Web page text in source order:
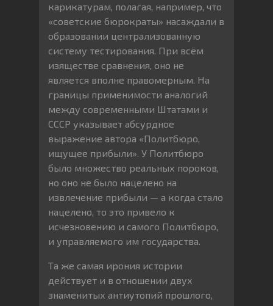
карикатурам, полагая, например, что
«советские бюрократы» насаждали в
образовании централизованную
систему тестирования. При всём
изяществе сравнения, оно не
является вполне правомерным. На
границы применимости аналогий
между современными Штатами и
СССР указывает абсурдное
выражение автора «Политбюро,
ищущее прибыли». У Политбюро
было множество реальных пороков,
но оно не было нацелено на
извлечение прибыли — а когда стало
нацелено, то это привело к
исчезновению и самого Политбюро,
и управляемого им государства.
Та же самая ирония истории
действует и в отношении двух
знаменитых антиутопий прошлого,